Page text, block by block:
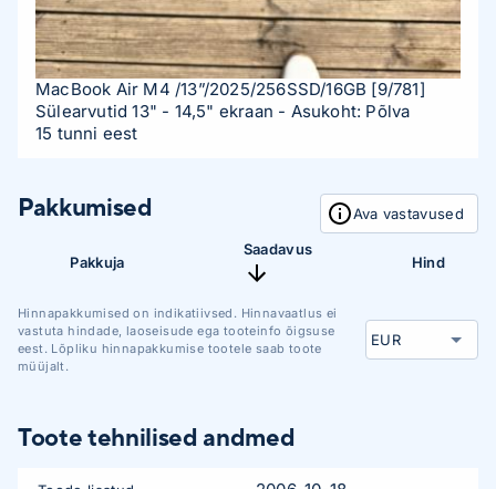
MacBook Air M4 /13”/2025/256SSD/16GB [9/781]
Sülearvutid 13" - 14,5" ekraan - Asukoht: Põlva
15 tunni eest
Pakkumised Ava vastavused
Pakkuja
Saadavus
Hind
Hinnapakkumised on indikatiivsed. Hinnavaatlus ei
vastuta hindade, laoseisude ega tooteinfo õigsuse
eest. Lõpliku hinnapakkumise tootele saab toote
müüjalt.
Toote tehnilised andmed